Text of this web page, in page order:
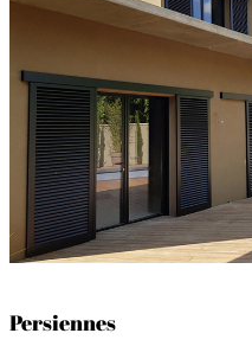
Persiennes